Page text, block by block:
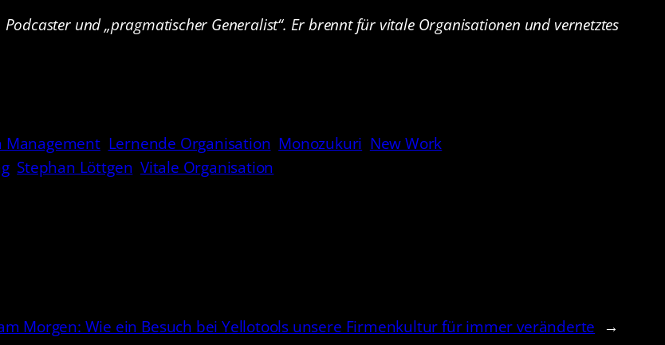
und „pragmatischer Generalist“. Er brennt für vitale Organisationen und vernetztes
Management Lernende Organisation Monozukuri New Work
Stephan Löttgen Vitale Organisation
Morgen: Wie ein Besuch bei Yellotools unsere Firmenkultur für immer veränderte →